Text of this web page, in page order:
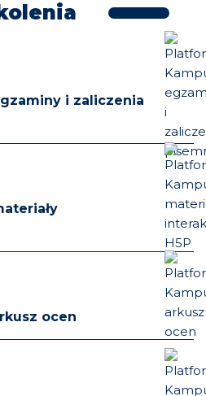
i zaliczenia
ocen